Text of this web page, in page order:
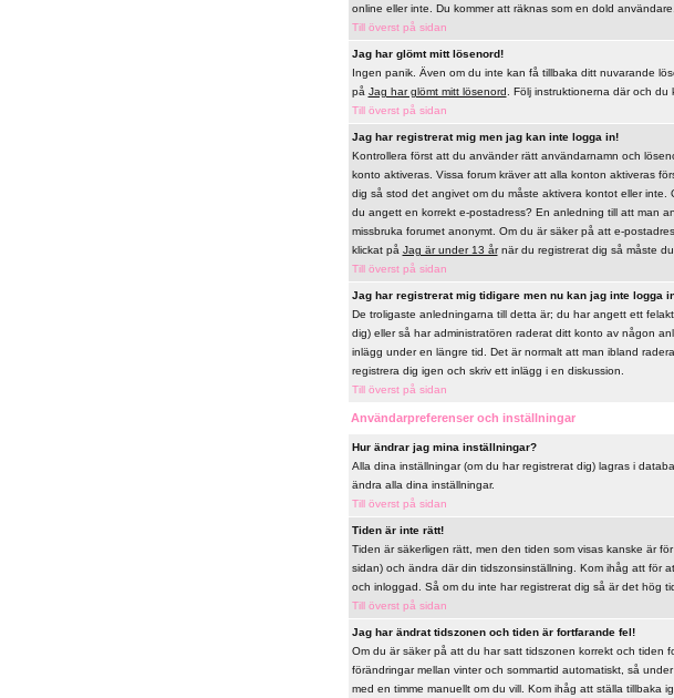
online eller inte. Du kommer att räknas som en dold användare.
Till överst på sidan
Jag har glömt mitt lösenord!
Ingen panik. Även om du inte kan få tillbaka ditt nuvarande
på Jag har glömt mitt lösenord . Följ instruktionerna där och
Till överst på sidan
Jag har registrerat mig men jag kan inte logga in!
Kontrollera först att du använder rätt användarnamn och
konto aktiveras. Vissa forum kräver att alla konton aktiveras
dig så stod det angivet om du måste aktivera kontot eller
du angett en korrekt e-postadress? En anledning till att man
missbruka forumet anonymt. Om du är säker på att e-
klickat på Jag är under 13 årnär du registrerat dig så måste
Till överst på sidan
Jag har registrerat mig tidigare men nu kan jag inte logga
De troligaste anledningarna till detta är; du har angett ett
dig) eller så har administratören raderat ditt konto av någon
inlägg under en längre tid. Det är normalt att man ibland
registrera dig igen och skriv ett inlägg i en diskussion.
Till överst på sidan
Användarpreferenser och inställningar
Hur ändrar jag mina inställningar?
Alla dina inställningar (om du har registrerat dig) lagras i
ändra alla dina inställningar.
Till överst på sidan
Tiden är inte rätt!
Tiden är säkerligen rätt, men den tiden som visas kanske är
sidan) och ändra där din tidszonsinställning. Kom ihåg att för
och inloggad. Så om du inte har registrerat dig så är det hög
Till överst på sidan
Jag har ändrat tidszonen och tiden är fortfarande fel!
Om du är säker på att du har satt tidszonen korrekt och tiden
förändringar mellan vinter och sommartid automatiskt, så
med en timme manuellt om du vill. Kom ihåg att ställa tillbaka